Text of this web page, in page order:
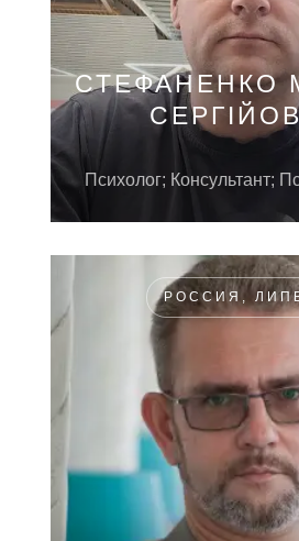
СТЕФАНЕНКО
Психолог; Консультант;
РОССИЯ,